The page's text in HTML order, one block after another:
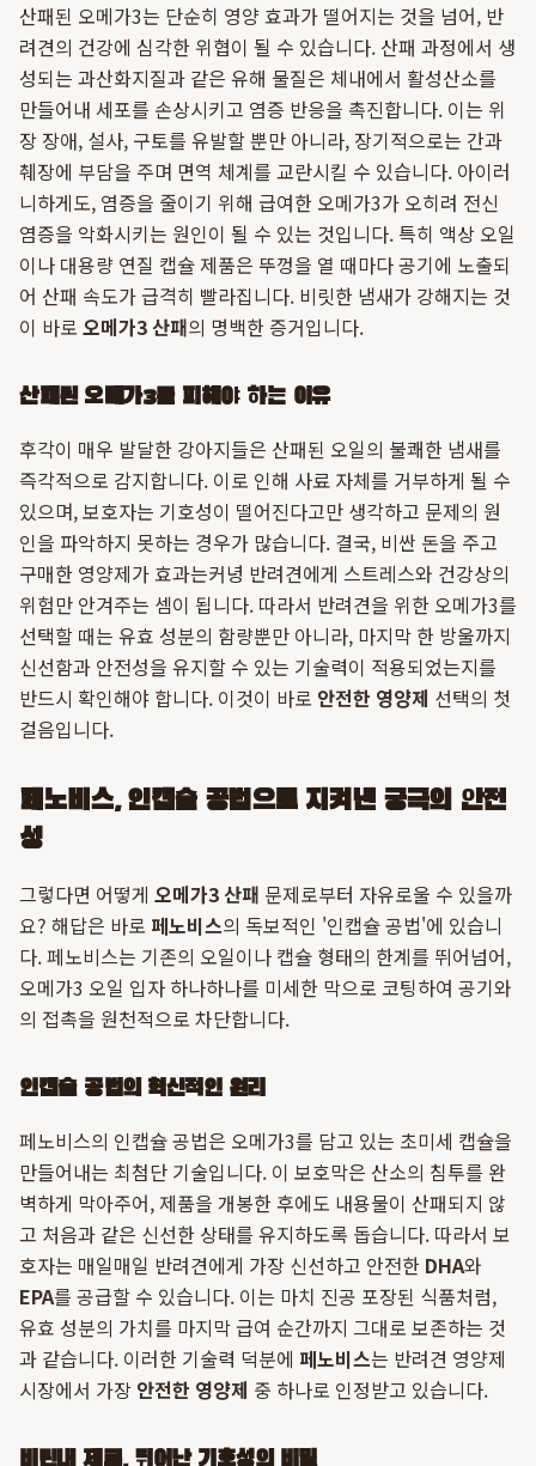
산패된 오메가3는 단순히 영양 효과가 떨어지는 것을 넘어, 반
려견의 건강에 심각한 위협이 될 수 있습니다. 산패 과정에서 생
성되는 과산화지질과 같은 유해 물질은 체내에서 활성산소를
만들어내 세포를 손상시키고 염증 반응을 촉진합니다. 이는 위
장 장애, 설사, 구토를 유발할 뿐만 아니라, 장기적으로는 간과
췌장에 부담을 주며 면역 체계를 교란시킬 수 있습니다. 아이러
니하게도, 염증을 줄이기 위해 급여한 오메가3가 오히려 전신
염증을 악화시키는 원인이 될 수 있는 것입니다. 특히 액상 오일
이나 대용량 연질 캡슐 제품은 뚜껑을 열 때마다 공기에 노출되
어 산패 속도가 급격히 빨라집니다. 비릿한 냄새가 강해지는 것
이 바로 오메가3 산패의 명백한 증거입니다.
산패된 오메가3를 피해야 하는 이유
후각이 매우 발달한 강아지들은 산패된 오일의 불쾌한 냄새를
즉각적으로 감지합니다. 이로 인해 사료 자체를 거부하게 될 수
있으며, 보호자는 기호성이 떨어진다고만 생각하고 문제의 원
인을 파악하지 못하는 경우가 많습니다. 결국, 비싼 돈을 주고
구매한 영양제가 효과는커녕 반려견에게 스트레스와 건강상의
위험만 안겨주는 셈이 됩니다. 따라서 반려견을 위한 오메가3를
선택할 때는 유효 성분의 함량뿐만 아니라, 마지막 한 방울까지
신선함과 안전성을 유지할 수 있는 기술력이 적용되었는지를
반드시 확인해야 합니다. 이것이 바로 안전한 영양제 선택의 첫
걸음입니다.
페노비스, 인캡슐 공법으로 지켜낸 궁극의 안전
성
그렇다면 어떻게 오메가3 산패 문제로부터 자유로울 수 있을까
요? 해답은 바로 페노비스의 독보적인 '인캡슐 공법'에 있습니
다. 페노비스는 기존의 오일이나 캡슐 형태의 한계를 뛰어넘어,
오메가3 오일 입자 하나하나를 미세한 막으로 코팅하여 공기와
의 접촉을 원천적으로 차단합니다.
인캡슐 공법의 혁신적인 원리
페노비스의 인캡슐 공법은 오메가3를 담고 있는 초미세 캡슐을
만들어내는 최첨단 기술입니다. 이 보호막은 산소의 침투를 완
벽하게 막아주어, 제품을 개봉한 후에도 내용물이 산패되지 않
고 처음과 같은 신선한 상태를 유지하도록 돕습니다. 따라서 보
호자는 매일매일 반려견에게 가장 신선하고 안전한 DHA와
EPA를 공급할 수 있습니다. 이는 마치 진공 포장된 식품처럼,
유효 성분의 가치를 마지막 급여 순간까지 그대로 보존하는 것
과 같습니다. 이러한 기술력 덕분에 페노비스는 반려견 영양제
시장에서 가장 안전한 영양제 중 하나로 인정받고 있습니다.
비린내 제로, 뛰어난 기호성의 비밀